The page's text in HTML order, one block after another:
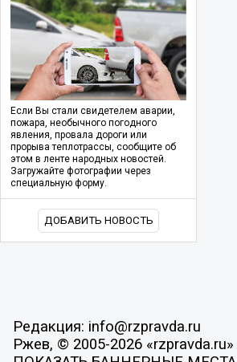
Если Вы стали свидетелем аварии,
пожара, необычного погодного
явления, провала дороги или
прорыва теплотрассы, сообщите об
этом в ленте народных новостей.
Загружайте фотографии через
специальную форму.
ДОБАВИТЬ НОВОСТЬ
Редакция: info@rzpravda.ru
Ржев, © 2005-2026 «rzpravda.ru»